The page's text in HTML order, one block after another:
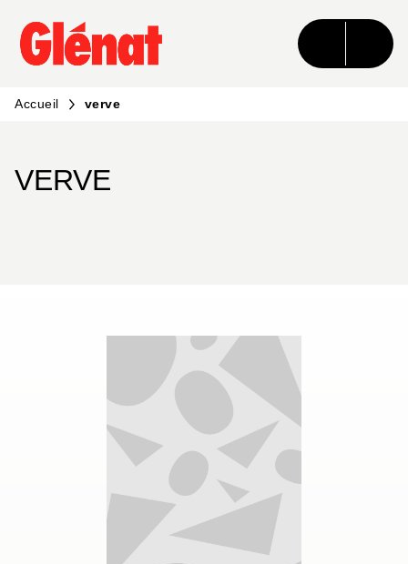
MENU RECHERCHE CONTENU
PIED DE PAGE
Accueil verve
VERVE